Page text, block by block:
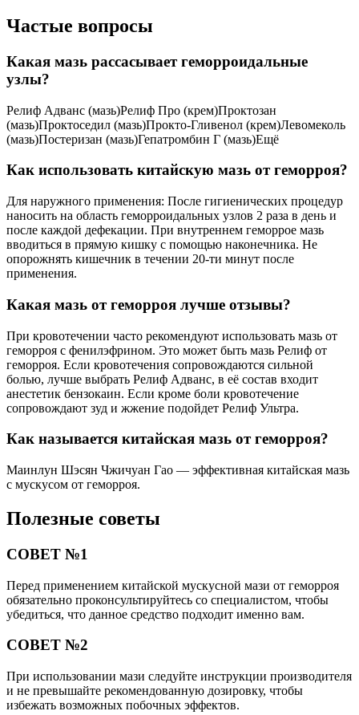
Частые вопросы
Какая мазь рассасывает геморроидальные
узлы?
Релиф Адванс (мазь)Релиф Про (крем)Проктозан
(мазь)Проктоседил (мазь)Прокто-Гливенол (крем)Левомеколь
(мазь)Постеризан (мазь)Гепатромбин Г (мазь)Ещё
Как использовать китайскую мазь от геморроя?
Для наружного применения: После гигиенических процедур
наносить на область геморроидальных узлов 2 раза в день и
после каждой дефекации. При внутреннем геморрое мазь
вводиться в прямую кишку с помощью наконечника. Не
опорожнять кишечник в течении 20-ти минут после
применения.
Какая мазь от геморроя лучше отзывы?
При кровотечении часто рекомендуют использовать мазь от
геморроя с фенилэфрином. Это может быть мазь Релиф от
геморроя. Если кровотечения сопровождаются сильной
болью, лучше выбрать Релиф Адванс, в её состав входит
анестетик бензокаин. Если кроме боли кровотечение
сопровождают зуд и жжение подойдет Релиф Ультра.
Как называется китайская мазь от геморроя?
Маинлун Шэсян Чжичуан Гао — эффективная китайская мазь
с мускусом от геморроя.
Полезные советы
СОВЕТ №1
Перед применением китайской мускусной мази от геморроя
обязательно проконсультируйтесь со специалистом, чтобы
убедиться, что данное средство подходит именно вам.
СОВЕТ №2
При использовании мази следуйте инструкции производителя
и не превышайте рекомендованную дозировку, чтобы
избежать возможных побочных эффектов.